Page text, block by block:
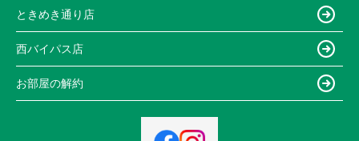
ときめき通り店
西バイパス店
お部屋の解約